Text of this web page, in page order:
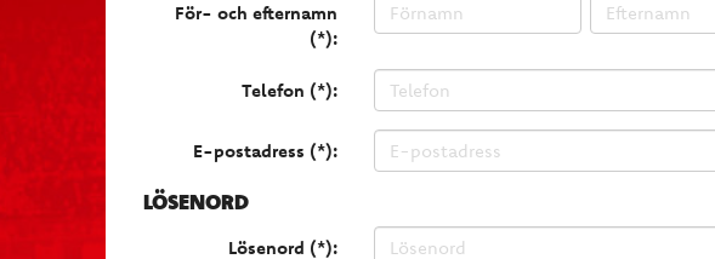
För- och efternamn
(*):
Telefon (*):
E-postadress (*):
LÖSENORD
Lösenord (*):